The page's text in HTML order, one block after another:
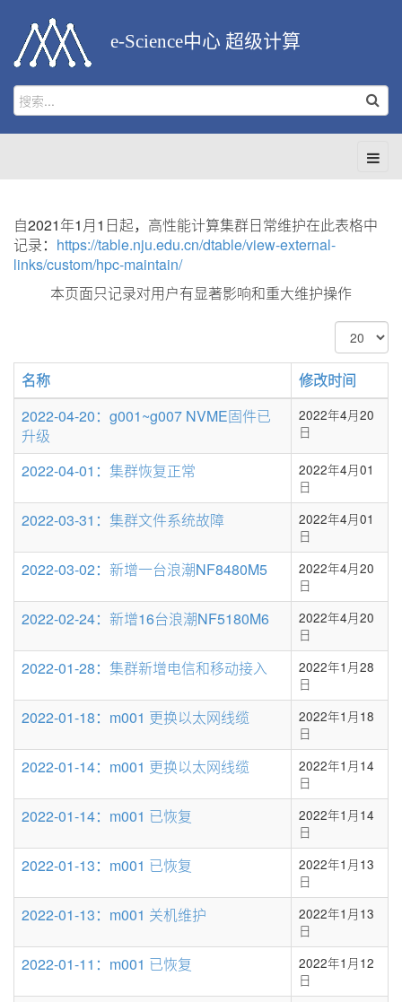
e-Science中心 超级计算
自2021年1月1日起，高性能计算集群日常维护在此表格中
记录： https://table.nju.edu.cn/dtable/view-external-
links/custom/hpc-maintain/
本页面只记录对用户有显著影响和重大维护操作
每
页
显
示
条
名称
修改时间
2022-04-20：g001~g007 NVME固件已
升级
2022年4月20
日
2022-04-01：集群恢复正常
2022年4月01
日
2022-03-31：集群文件系统故障
2022年4月01
日
2022-03-02：新增一台浪潮NF8480M5
2022年4月20
日
2022-02-24：新增16台浪潮NF5180M6
2022年4月20
日
2022-01-28：集群新增电信和移动接入
2022年1月28
日
2022-01-18：m001 更换以太网线缆
2022年1月18
日
2022-01-14：m001 更换以太网线缆
2022年1月14
日
2022-01-14：m001 已恢复
2022年1月14
日
2022-01-13：m001 已恢复
2022年1月13
日
2022-01-13：m001 关机维护
2022年1月13
日
2022-01-11：m001 已恢复
2022年1月12
日